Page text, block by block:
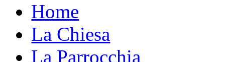
Home
La Chiesa
La Parrocchia